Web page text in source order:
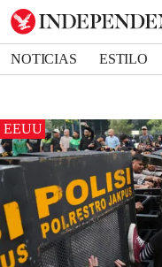
NOTICIAS ESTILO
EEUU